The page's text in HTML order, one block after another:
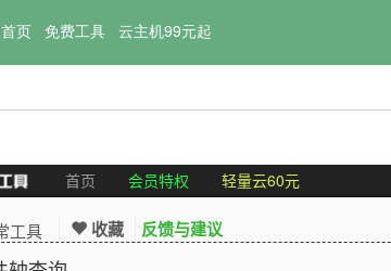
首页 免费工具 云主机99元起